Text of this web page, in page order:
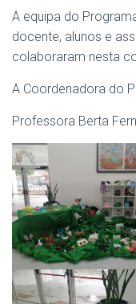
A equipa do
docente, alunos e
colaboraram nesta
A Coordenadora do
Professora Berta